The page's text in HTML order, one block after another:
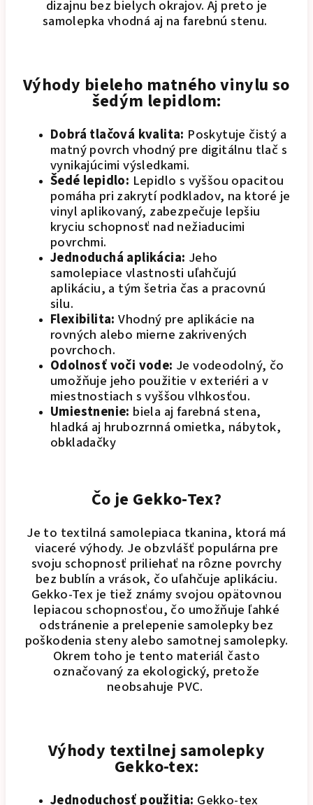
dizajnu bez bielych okrajov. Aj preto je
samolepka vhodná aj na farebnú stenu.
Výhody bieleho matného vinylu so
šedým lepidlom:
Dobrá tlačová kvalita: Poskytuje čistý a
matný povrch vhodný pre digitálnu tlač s
vynikajúcimi výsledkami.
Šedé lepidlo: Lepidlo s vyššou opacitou
pomáha pri zakrytí podkladov, na ktoré je
vinyl aplikovaný, zabezpečuje lepšiu
kryciu schopnosť nad nežiaducimi
povrchmi.
Jednoduchá aplikácia: Jeho
samolepiace vlastnosti uľahčujú
aplikáciu, a tým šetria čas a pracovnú
silu.
Flexibilita: Vhodný pre aplikácie na
rovných alebo mierne zakrivených
povrchoch.
Odolnosť voči vode: Je vodeodolný, čo
umožňuje jeho použitie v exteriéri a v
miestnostiach s vyššou vlhkosťou.
Umiestnenie: biela aj farebná stena,
hladká aj hrubozrnná omietka, nábytok,
obkladačky
Čo je Gekko-Tex?
Je to textilná samolepiaca tkanina, ktorá má
viaceré výhody. Je obzvlášť populárna pre
svoju schopnosť priliehať na rôzne povrchy
bez bublín a vrások, čo uľahčuje aplikáciu.
Gekko-Tex je tiež známy svojou opätovnou
lepiacou schopnosťou, čo umožňuje ľahké
odstránenie a prelepenie samolepky bez
poškodenia steny alebo samotnej samolepky.
Okrem toho je tento materiál často
označovaný za ekologický, pretože
neobsahuje PVC.
Výhody textilnej samolepky
Gekko-tex:
Jednoduchosť použitia: Gekko-tex